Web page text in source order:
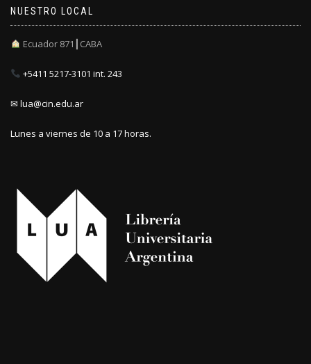
NUESTRO LOCAL
Ecuador 871┃CABA
+5411 5217-3101 int. 243
✉ lua@cin.edu.ar
Lunes a viernes de 10 a 17 horas.